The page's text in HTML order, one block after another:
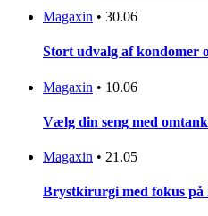
Magaxin • 30.06
Stort udvalg af kondomer
Magaxin • 10.06
Vælg din seng med
Magaxin • 21.05
Brystkirurgi med fokus på